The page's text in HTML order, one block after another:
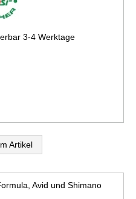
3-4 Werktage
Artikel
Avid und Shimano